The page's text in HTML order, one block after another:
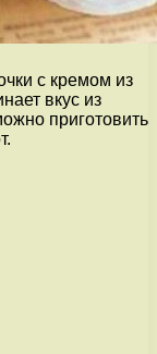
с кремом из
вкус из
приготовить